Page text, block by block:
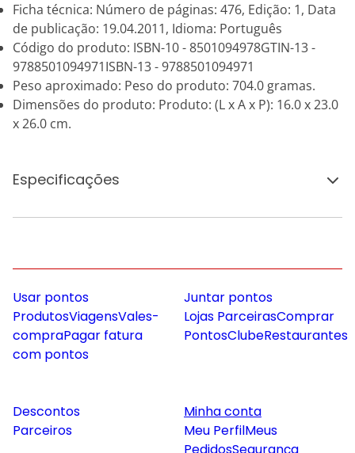
Ficha técnica: Número de páginas: 476, Edição: 1, Data
de publicação: 19.04.2011, Idioma: Português
Código do produto: ISBN-10 - 8501094978GTIN-13 -
9788501094971ISBN-13 - 9788501094971
Peso aproximado: Peso do produto: 704.0 gramas.
Dimensões do produto: Produto: (L x A x P): 16.0 x 23.0
x 26.0 cm.
Especificações
Usar pontos
ProdutosViagensVales-
compraPagar fatura
com pontos
Juntar pontos
Lojas ParceirasComprar
PontosClubeRestaurantes
Descontos
Parceiros
Minha conta
Meu PerfilMeus